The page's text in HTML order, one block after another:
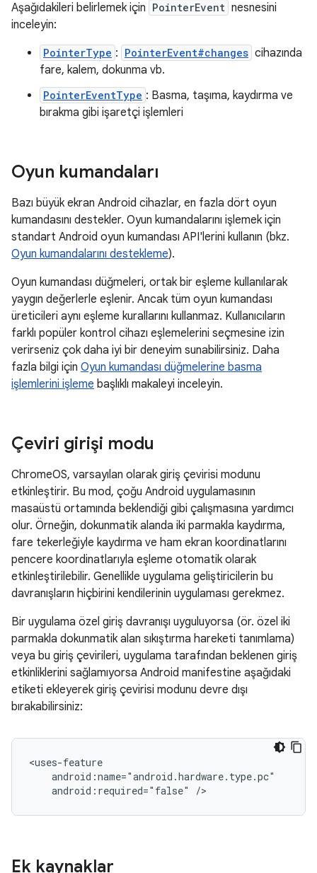
Aşağıdakileri belirlemek için PointerEvent nesnesini
inceleyin:
PointerType : PointerEvent#changes cihazında
fare, kalem, dokunma vb.
PointerEventType : Basma, taşıma, kaydırma ve
bırakma gibi işaretçi işlemleri
Oyun kumandaları
Bazı büyük ekran Android cihazlar, en fazla dört oyun
kumandasını destekler. Oyun kumandalarını işlemek için
standart Android oyun kumandası API'lerini kullanın (bkz.
Oyun kumandalarını destekleme).
Oyun kumandası düğmeleri, ortak bir eşleme kullanılarak
yaygın değerlerle eşlenir. Ancak tüm oyun kumandası
üreticileri aynı eşleme kurallarını kullanmaz. Kullanıcıların
farklı popüler kontrol cihazı eşlemelerini seçmesine izin
verirseniz çok daha iyi bir deneyim sunabilirsiniz. Daha
fazla bilgi için Oyun kumandası düğmelerine basma
işlemlerini işleme başlıklı makaleyi inceleyin.
Çeviri girişi modu
ChromeOS, varsayılan olarak giriş çevirisi modunu
etkinleştirir. Bu mod, çoğu Android uygulamasının
masaüstü ortamında beklendiği gibi çalışmasına yardımcı
olur. Örneğin, dokunmatik alanda iki parmakla kaydırma,
fare tekerleğiyle kaydırma ve ham ekran koordinatlarını
pencere koordinatlarıyla eşleme otomatik olarak
etkinleştirilebilir. Genellikle uygulama geliştiricilerin bu
davranışların hiçbirini kendilerinin uygulaması gerekmez.
Bir uygulama özel giriş davranışı uyguluyorsa (ör. özel iki
parmakla dokunmatik alan sıkıştırma hareketi tanımlama)
veya bu giriş çevirileri, uygulama tarafından beklenen giriş
etkinliklerini sağlamıyorsa Android manifestine aşağıdaki
etiketi ekleyerek giriş çevirisi modunu devre dışı
bırakabilirsiniz:
android:required="false"
Ek kaynaklar